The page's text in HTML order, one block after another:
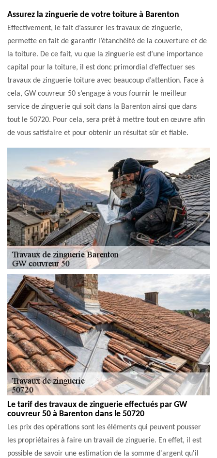
Assurez la zinguerie de votre toiture à Barenton
Effectivement, le fait d’assurer les travaux de zinguerie,
permette en fait de garantir l’étanchéité de la couverture et de
la toiture. De ce fait, vu que la zinguerie est d’une importance
capital pour la toiture, il est donc primordial d’effectuer ses
travaux de zinguerie toiture avec beaucoup d’attention. Face à
cela, GW couvreur 50 s’engage à vous fournir le meilleur
service de zinguerie qui soit dans la Barenton ainsi que dans
tout le 50720. Pour cela, sera prêt à mettre tout en œuvre afin
de vous satisfaire et pour obtenir un résultat sûr et fiable.
Le tarif des travaux de zinguerie effectués par GW
couvreur 50 à Barenton dans le 50720
Les prix des opérations sont les éléments qui peuvent pousser
les propriétaires à faire un travail de zinguerie. En effet, il est
possible de savoir une estimation de la somme d'argent qu'il